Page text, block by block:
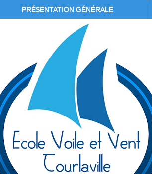
PRÉSENTATION GÉNÉRALE